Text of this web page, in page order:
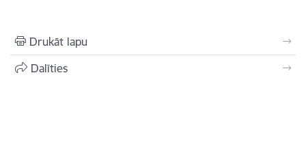
Drukāt lapu
Dalīties